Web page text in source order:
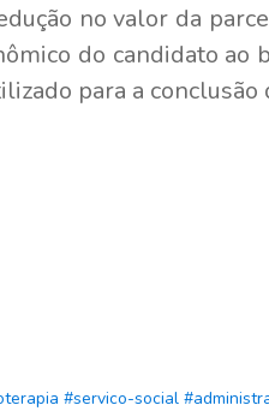
no valor da
do candidato ao
para a
#servico-social